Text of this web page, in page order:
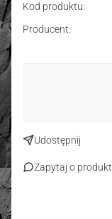
Kod produktu:
Producent:
Udostępnij
Zapytaj o produkt